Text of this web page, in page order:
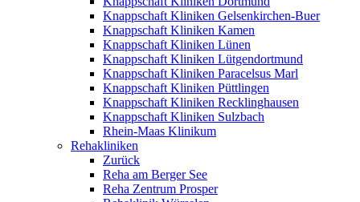
Knappschaft Kliniken Gelsenkirchen-Buer
Knappschaft Kliniken Kamen
Knappschaft Kliniken Lünen
Knappschaft Kliniken Lütgendortmund
Knappschaft Kliniken Paracelsus Marl
Knappschaft Kliniken Püttlingen
Knappschaft Kliniken Recklinghausen
Knappschaft Kliniken Sulzbach
Rhein-Maas Klinikum
Rehakliniken
Zurück
Reha am Berger See
Reha Zentrum Prosper